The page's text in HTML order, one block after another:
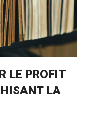
LE PROFIT
LA